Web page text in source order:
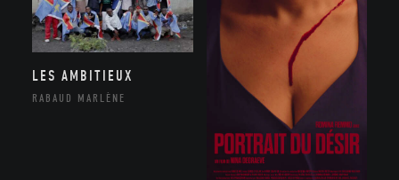
LES AMBITIEUX
RABAUD MARLÈNE